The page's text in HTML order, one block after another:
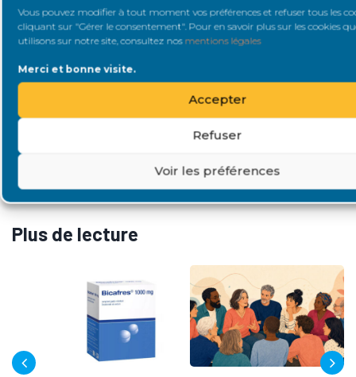
Vous pouvez modifier à tout moment vos préférences et refuser tous les
cliquant sur "Gérer le consentement". Pour en savoir plus sur les cookies
utilisons sur notre site, consultez nos mentions légales
Merci et bonne visite.
Accepter
Refuser
Voir les préférences
Cet article rédigé par Martine Varin a été validé par la
Plus de lecture